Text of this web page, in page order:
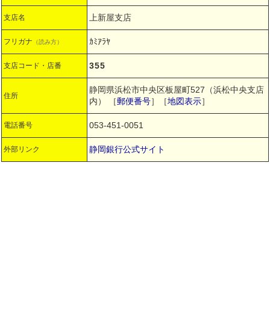
支店名 上新屋支店
フリガナ （読み方） ｶﾐｱﾗﾔ
支店コード・店番 355
住所
静岡県浜松市中央区板屋町527（浜松中央支店
内）
［郵便番号］［地図表示］
電話番号 053-451-0051
外部リンク 静岡銀行公式サイト